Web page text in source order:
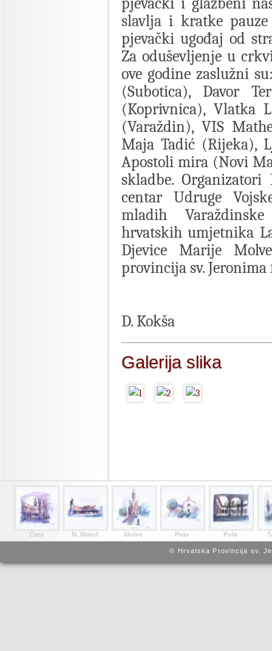
slavlja i kratke
pjevački ugođaj od
Za oduševljenje u
ove godine zaslužni
(Subotica), Davor
(Koprivnica), Vlatka
(Varaždin), VIS
Maja Tadić (Rijeka),
Apostoli mira (Novi
skladbe.
centar Udruge
mladih
hrvatskih umjetnika
Djevice Marije
provincija sv.
D. Kokša
Galerija slika
Cres N. Marof Molve Pula Pula
© Hrvatska Provincija sv.